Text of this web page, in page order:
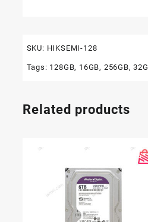
SKU: HIKSEMI-128
Tags: 128GB, 16GB, 256GB,
Related products